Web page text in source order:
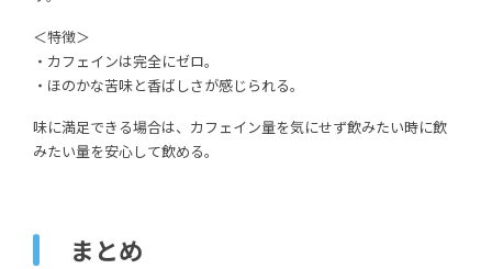
＜特徴＞
・カフェインは完全にゼロ。
・ほのかな苦味と香ばしさが感じられる。
味に満足できる場合は、カフェイン量を気にせず飲みたい時に飲
みたい量を安心して飲める。
まとめ